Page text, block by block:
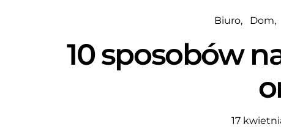
Biuro Dom
10 sposobów
17